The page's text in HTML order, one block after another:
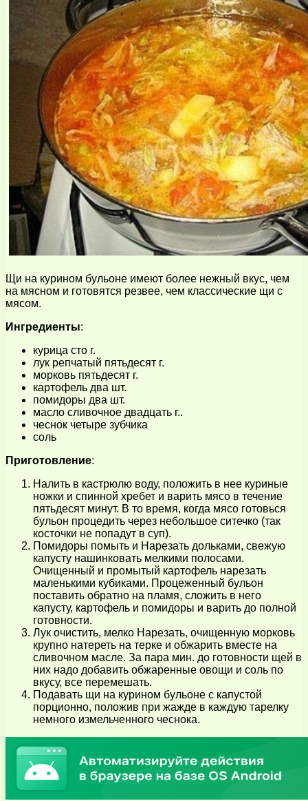
Щи на курином бульоне имеют более нежный вкус, чем
на мясном и готовятся резвее, чем классические щи с
мясом.
Ингредиенты:
курица сто г.
лук репчатый пятьдесят г.
морковь пятьдесят г.
картофель два шт.
помидоры два шт.
масло сливочное двадцать г..
чеснок четыре зубчика
соль
Приготовление:
Налить в кастрюлю воду, положить в нее куриные
ножки и спинной хребет и варить мясо в течение
пятьдесят минут. В то время, когда мясо готовься
бульон процедить через небольшое ситечко (так
косточки не попадут в суп).
Помидоры помыть и Нарезать дольками, свежую
капусту нашинковать мелкими полосами.
Очищенный и промытый картофель нарезать
маленькими кубиками. Процеженный бульон
поставить обратно на пламя, сложить в него
капусту, картофель и помидоры и варить до полной
готовности.
Лук очистить, мелко Нарезать, очищенную морковь
крупно натереть на терке и обжарить вместе на
сливочном масле. За пара мин. до готовности щей в
них надо добавить обжаренные овощи и соль по
вкусу, все перемешать.
Подавать щи на курином бульоне с капустой
порционно, положив при жажде в каждую тарелку
немного измельченного чеснока.